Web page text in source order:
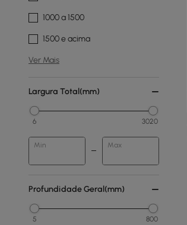
1000 a 1500
1500 e acima
Ver Mais
Largura Total(mm)
6 3020
Min Max
Profundidade Geral(mm)
5 800